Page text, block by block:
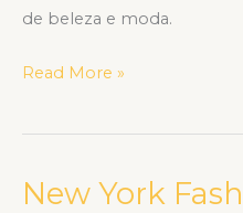
de beleza e moda.
Read More »
New York
New